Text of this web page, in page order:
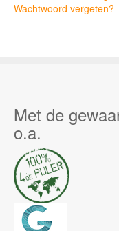
Wachtwoord vergeten?
Met de
o.a.